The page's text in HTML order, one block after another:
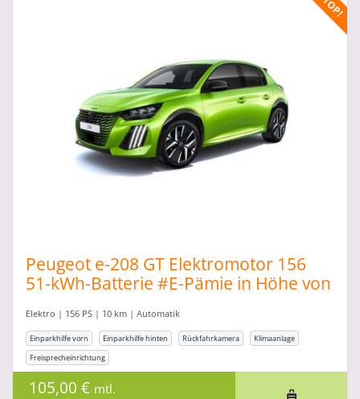
Peugeot e-208 GT Elektromotor 156
51-kWh-Batterie #E-Pämie in Höhe von
Elektro | 156 PS | 10 km | Automatik
Einparkhilfe vorn Einparkhilfe hinten Rückfahrkamera
Klimaanlage
Freisprecheinrichtung
105,00 € mtl.